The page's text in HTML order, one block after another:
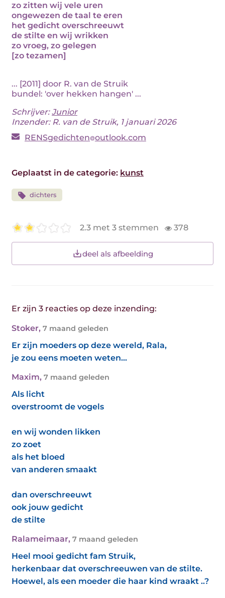
zo zitten wij vele uren
ongewezen de taal te eren
het gedicht overschreeuwt
de stilte en wij wrikken
zo vroeg, zo gelegen
[zo tezamen]
... [2011] door R. van de Struik
bundel: 'over hekken hangen' ...
Schrijver:Junior
Inzender: R. van de Struik, 1 januari 2026
RENSgedichten outlook.com
Geplaatst in de categorie: kunst
dichters
2.3 met 3 stemmen 378
deel als afbeelding
Er zijn 3 reacties op deze inzending:
Stoker, 7 maand geleden
Er zijn moeders op deze wereld, Rala,
je zou eens moeten weten...
Maxim, 7 maand geleden
Als licht
overstroomt de vogels
en wij wonden likken
zo zoet
als het bloed
van anderen smaakt
dan overschreeuwt
ook jouw gedicht
de stilte
Ralameimaar, 7 maand geleden
Heel mooi gedicht fam Struik,
herkenbaar dat overschreeuwen van de stilte.
Hoewel, als een moeder die haar kind wraakt ..?